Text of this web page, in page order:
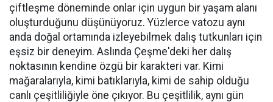
çiftleşme döneminde onlar için uygun bir yaşam alanı
oluşturduğunu düşünüyoruz. Yüzlerce vatozu aynı
anda doğal ortamında izleyebilmek dalış tutkunları için
eşsiz bir deneyim. Aslında Çeşme'deki her dalış
noktasının kendine özgü bir karakteri var. Kimi
mağaralarıyla, kimi batıklarıyla, kimi de sahip olduğu
canlı çeşitliliğiyle öne çıkıyor. Bu çeşitlilik, aynı gün